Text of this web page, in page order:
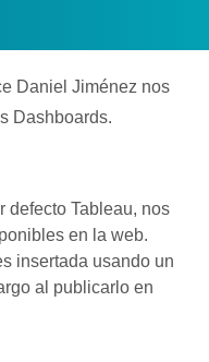
Daniel Jiménez nos
Dashboards.
defecto Tableau, nos
en la web.
insertada usando un
al publicarlo en